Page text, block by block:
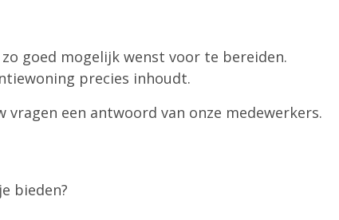
goed mogelijk wenst voor te bereiden.
precies inhoudt.
een antwoord van onze medewerkers.
bieden?